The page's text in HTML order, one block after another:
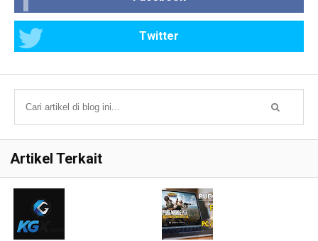
Twitter
Artikel Terkait